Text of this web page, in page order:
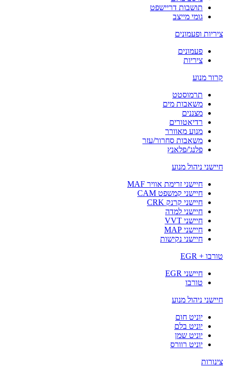
תושבות דריישפט
גומי מייצב
ציריות ופעמונים
פעמונים
ציריות
קרור מנוע
תרמוסטט
משאבות מים
מצננים
רדיאטורים
מנוע מאוורר
משאבות סחרור/עזר
פלנג'/פלאנץ
חיישני ניהול מנוע
חיישני זרימת אוויר MAF
חיישני קמשפט CAM
חיישני קרנק CRK
חיישני למדה
חיישני VVT
חיישני MAP
חיישני נקישות
טורבו + EGR
חיישני EGR
טורבו
חיישני ניהול מנוע
יוניט חום
יוניט בלם
יוניט שמן
יוניט רוורס
צינורות